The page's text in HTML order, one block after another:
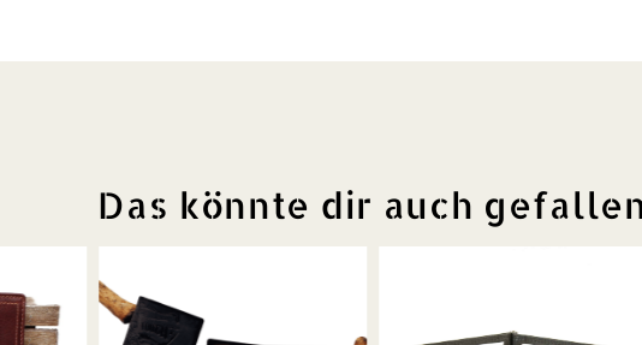
Das könnte dir auch